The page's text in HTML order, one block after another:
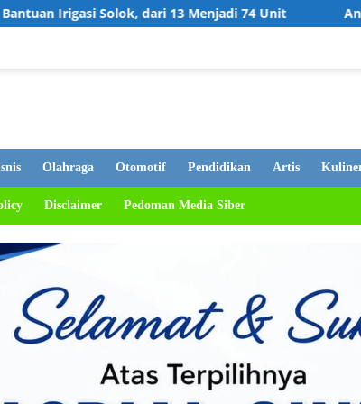
13 Menjadi 74 Unit Anggota DPRD Bukittinggi
Olahraga Otomotif Pendidikan Artis
Disclaimer Pedoman Media Siber